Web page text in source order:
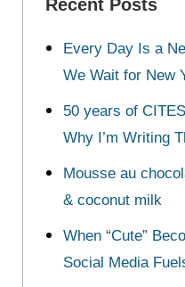
Recent Posts
Every Day Is a
We Wait for New
50 years of
Why I’m Writing
Mousse au
& coconut milk
When “Cute”
Social Media